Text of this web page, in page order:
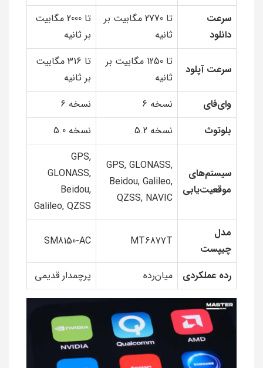
سرعت
دانلود
تا 2770 مگابیت بر
ثانیه
تا 2000 مگابیت
بر ثانیه
سرعت آپلود
تا 1250 مگابیت بر
ثانیه
تا 316 مگابیت
بر ثانیه
وای‌فای
نسخه 6
نسخه 6
بلوتوث
نسخه 5.2 نسخه 5.0
سیستم‌های
موقعیت‌یابی
GPS, GLONASS,
Beidou, Galileo,
QZSS, NAVIC
GPS,
GLONASS,
Beidou,
Galileo, QZSS
مدل
چیپست
MT6877T
SM8150-AC
رده عملکردی میان‌رده پرچمدار قدیمی